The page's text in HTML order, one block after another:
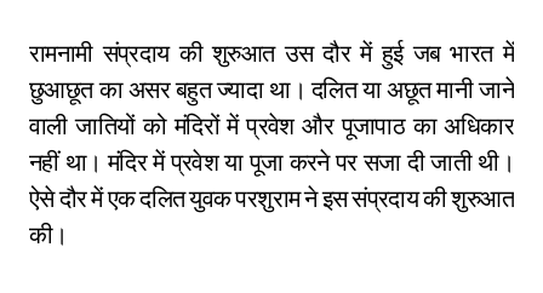
रामनामी संप्रदाय की शुरुआत उस दौर में हुई जब भारत में
छुआछूत का असर बहुत ज्‍यादा था। दलित या अछूत मानी जाने
वाली जातियों को मंदिरों में प्रवेश और पूजापाठ का अधिकार
नहीं था। मंदिर में प्रवेश या पूजा करने पर सजा दी जाती थी।
ऐसे दौर में एक दलित युवक परशुराम ने इस संप्रदाय की शुरुआत
की।